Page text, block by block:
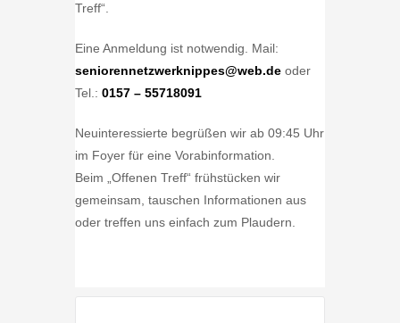
Treff“.
Eine Anmeldung ist notwendig. Mail:
seniorennetzwerknippes@web.de oder
Tel.: 0157 – 55718091
Neuinteressierte begrüßen wir ab 09:45 Uhr
im Foyer für eine Vorabinformation.
Beim „Offenen Treff“ frühstücken wir
gemeinsam, tauschen Informationen aus
oder treffen uns einfach zum Plaudern.